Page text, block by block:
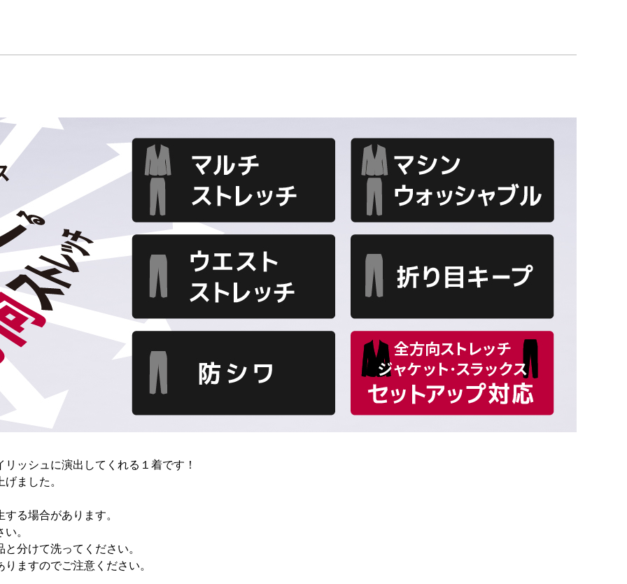
ッシュに演出してくれる１着です！
ました。
る場合があります。
。
分けて洗ってください。
ますのでご注意ください。